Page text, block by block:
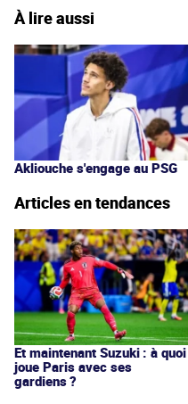
À lire aussi
Akliouche s'engage au PSG
Articles en tendances
Et maintenant Suzuki : à quoi
joue Paris avec ses
gardiens ?